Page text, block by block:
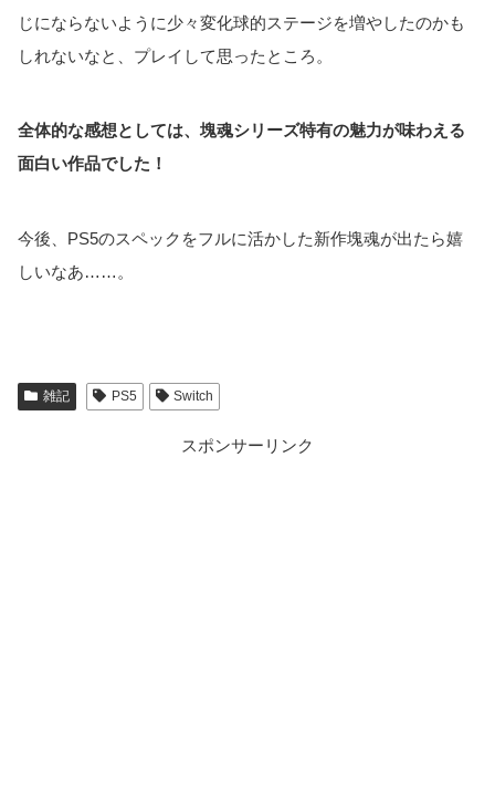
じにならないように少々変化球的ステージを増やしたのかも
しれないなと、プレイして思ったところ。
全体的な感想としては、塊魂シリーズ特有の魅力が味わえる
面白い作品でした！
今後、PS5のスペックをフルに活かした新作塊魂が出たら嬉
しいなあ……。
雑記 PS5 Switch
スポンサーリンク